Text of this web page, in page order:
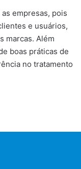
empresas, pois
e usuários,
marcas. Além
boas práticas de
no tratamento